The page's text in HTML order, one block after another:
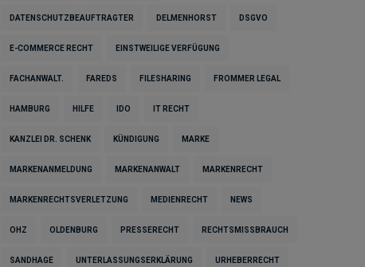
DATENSCHUTZBEAUFTRAGTER DELMENHORST DSGVO
E-COMMERCE RECHT EINSTWEILIGE VERFÜGUNG
FACHANWALT. FAREDS FILESHARING FROMMER LEGAL
HAMBURG HILFE IDO IT RECHT
KANZLEI DR. SCHENK KÜNDIGUNG MARKE
MARKENANMELDUNG MARKENANWALT MARKENRECHT
MARKENRECHTSVERLETZUNG MEDIENRECHT NEWS
OHZ OLDENBURG PRESSERECHT RECHTSMISSBRAUCH
SANDHAGE UNTERLASSUNGSERKLÄRUNG URHEBERRECHT